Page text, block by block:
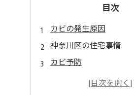
目次
カビの発生原因
神奈川区の住宅事情
カビ予防